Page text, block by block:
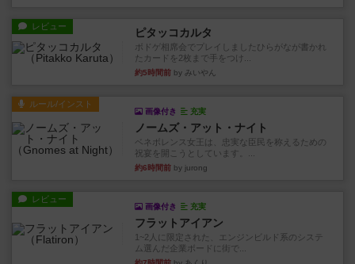
レビュー ピタッコカルタ
ボドゲ相席会でプレイしましたひらがなが書かれ
たカードを2枚まで手をつけ...
約5時間前 by みいやん
ルール/インスト
画像付き 充実
ノームズ・アット・ナイト
ベネボレンス女王は、忠実な臣民を称えるための
祝宴を開こうとしています。...
約6時間前 by jurong
レビュー
画像付き 充実
フラットアイアン
1~2人に限定された、エンジンビルド系のシステ
ム選んだ企業ボードに街で...